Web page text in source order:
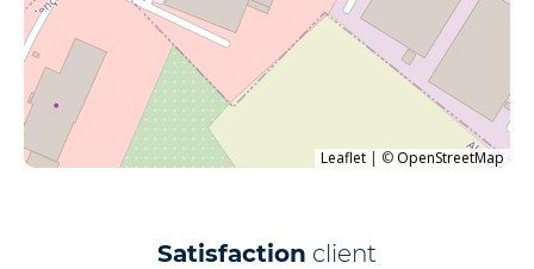
Leaflet | © OpenStreetMap
Satisfaction client